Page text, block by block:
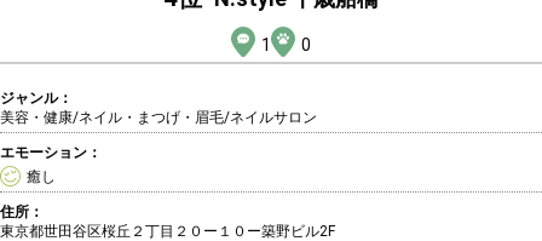
1 0
ジャンル：
美容・健康/ネイル・まつげ・眉毛/ネイルサロン
エモーション：
癒し
住所：
東京都世田谷区桜丘２丁目２０ー１０ー築野ビル2F